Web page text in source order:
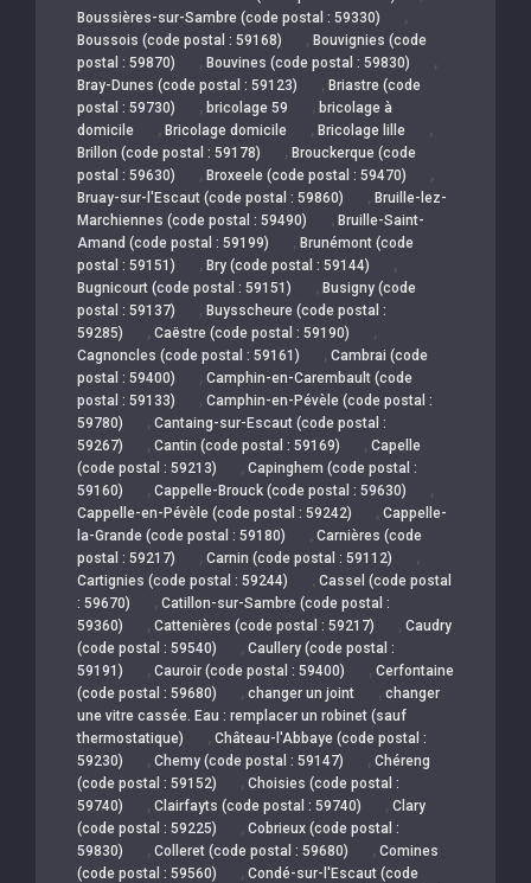
Boussières-sur-Sambre (code postal : 59330) ,
Boussois (code postal : 59168) , Bouvignies (code
postal : 59870)
, Bouvines (code postal : 59830) ,
Bray-Dunes (code postal : 59123) , Briastre (code
postal : 59730)
, bricolage 59 , bricolage à
domicile
, Bricolage domicile , Bricolage lille ,
Brillon (code postal : 59178) , Brouckerque (code
postal : 59630)
, Broxeele (code postal : 59470) ,
Bruay-sur-l'Escaut (code postal : 59860) , Bruille-lez-
Marchiennes (code postal : 59490)
, Bruille-Saint-
Amand (code postal : 59199)
, Brunémont (code
postal : 59151)
, Bry (code postal : 59144) ,
Bugnicourt (code postal : 59151) , Busigny (code
postal : 59137)
, Buysscheure (code postal :
59285)
, Caëstre (code postal : 59190) ,
Cagnoncles (code postal : 59161) , Cambrai (code
postal : 59400)
, Camphin-en-Carembault (code
postal : 59133)
, Camphin-en-Pévèle (code postal :
59780)
, Cantaing-sur-Escaut (code postal :
59267)
, Cantin (code postal : 59169) , Capelle
(code postal : 59213)
, Capinghem (code postal :
59160)
, Cappelle-Brouck (code postal : 59630) ,
Cappelle-en-Pévèle (code postal : 59242) , Cappelle-
la-Grande (code postal : 59180)
, Carnières (code
postal : 59217)
, Carnin (code postal : 59112) ,
Cartignies (code postal : 59244) , Cassel (code postal
: 59670)
, Catillon-sur-Sambre (code postal :
59360)
, Cattenières (code postal : 59217) , Caudry
(code postal : 59540)
, Caullery (code postal :
59191)
, Cauroir (code postal : 59400) , Cerfontaine
(code postal : 59680)
, changer un joint , changer
une vitre cassée. Eau : remplacer un robinet (sauf
thermostatique)
, Château-l'Abbaye (code postal :
59230)
, Chemy (code postal : 59147) , Chéreng
(code postal : 59152)
, Choisies (code postal :
59740)
, Clairfayts (code postal : 59740) , Clary
(code postal : 59225)
, Cobrieux (code postal :
59830)
, Colleret (code postal : 59680) , Comines
(code postal : 59560)
, Condé-sur-l'Escaut (code